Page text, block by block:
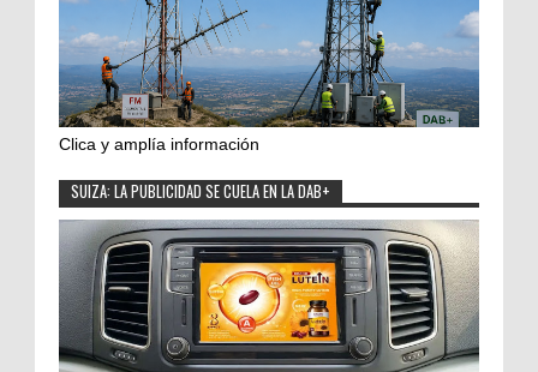
Clica y amplía información
SUIZA: LA PUBLICIDAD SE CUELA EN LA DAB+